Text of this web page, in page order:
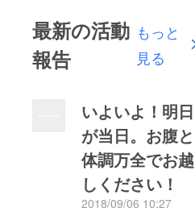
最新の活動
報告
もっと
見る
いよいよ！明日
が当日。お腹と
体調万全でお越
しください！
2018/09/06 10:27